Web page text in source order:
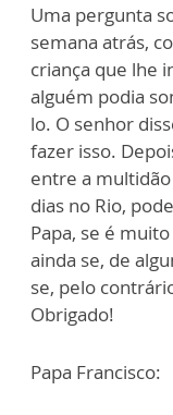
Uma pergunta
semana atrás,
criança que lhe
alguém podia
lo. O senhor
fazer isso.
entre a
dias no Rio,
Papa, se é
ainda se, de
se, pelo
Obrigado!
Papa Francisco: